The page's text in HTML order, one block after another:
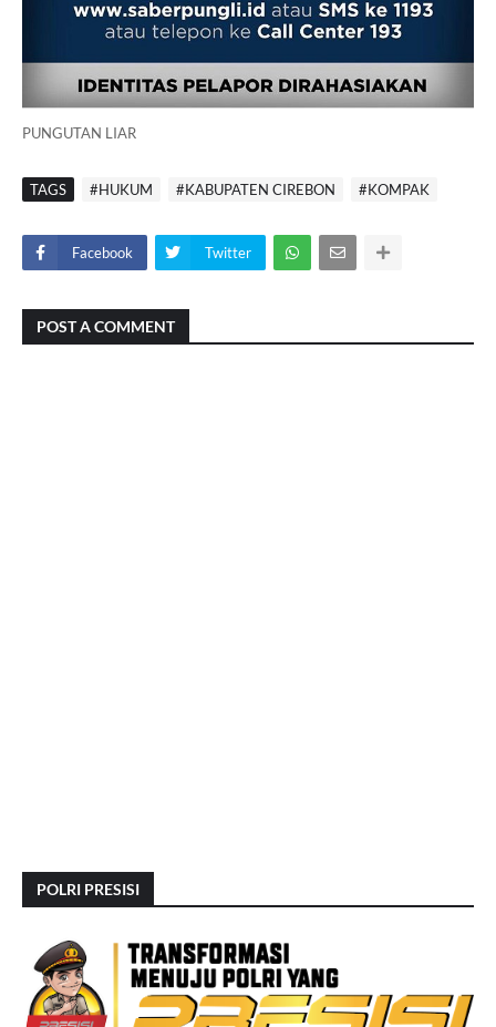
PUNGUTAN LIAR
TAGS #HUKUM #KABUPATEN CIREBON #KOMPAK
Facebook Twitter
POST A COMMENT
POLRI PRESISI